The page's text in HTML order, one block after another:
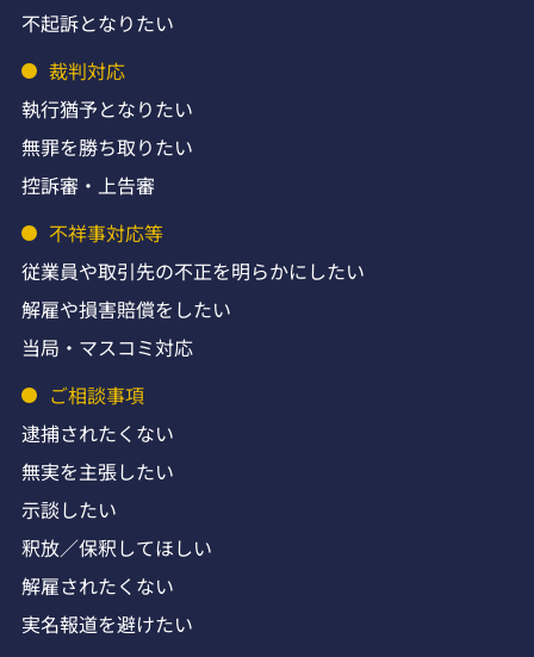
不起訴となりたい
裁判対応
執行猶予となりたい
無罪を勝ち取りたい
控訴審・上告審
不祥事対応等
従業員や取引先の不正を明らかにしたい
解雇や損害賠償をしたい
当局・マスコミ対応
ご相談事項
逮捕されたくない
無実を主張したい
示談したい
釈放／保釈してほしい
解雇されたくない
実名報道を避けたい